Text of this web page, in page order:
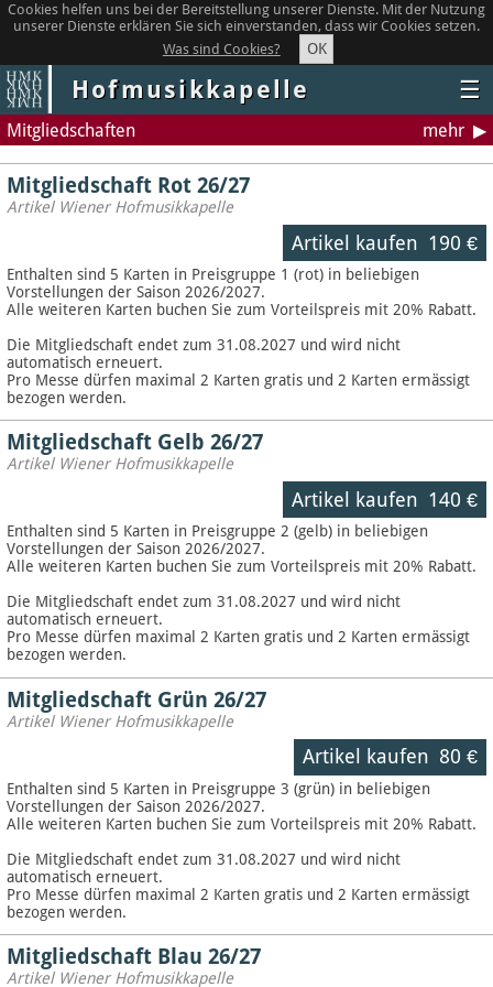
Cookies helfen uns bei der Bereitstellung unserer Dienste. Mit der Nutzung
unserer Dienste erklären Sie sich einverstanden, dass wir Cookies setzen.
Was sind Cookies?
OK
Hofmusikkapelle ☰
Mitgliedschaften mehr
Mitgliedschaft Rot 26/27
Artikel Wiener Hofmusikkapelle
Artikel kaufen 190 €
Enthalten sind 5 Karten in Preisgruppe 1 (rot) in beliebigen
Vorstellungen der Saison 2026/2027.
Alle weiteren Karten buchen Sie zum Vorteilspreis mit 20% Rabatt.
Die Mitgliedschaft endet zum 31.08.2027 und wird nicht
automatisch erneuert.
Pro Messe dürfen maximal 2 Karten gratis und 2 Karten ermässigt
bezogen werden.
Mitgliedschaft Gelb 26/27
Artikel Wiener Hofmusikkapelle
Artikel kaufen 140 €
Enthalten sind 5 Karten in Preisgruppe 2 (gelb) in beliebigen
Vorstellungen der Saison 2026/2027.
Alle weiteren Karten buchen Sie zum Vorteilspreis mit 20% Rabatt.
Die Mitgliedschaft endet zum 31.08.2027 und wird nicht
automatisch erneuert.
Pro Messe dürfen maximal 2 Karten gratis und 2 Karten ermässigt
bezogen werden.
Mitgliedschaft Grün 26/27
Artikel Wiener Hofmusikkapelle
Artikel kaufen 80 €
Enthalten sind 5 Karten in Preisgruppe 3 (grün) in beliebigen
Vorstellungen der Saison 2026/2027.
Alle weiteren Karten buchen Sie zum Vorteilspreis mit 20% Rabatt.
Die Mitgliedschaft endet zum 31.08.2027 und wird nicht
automatisch erneuert.
Pro Messe dürfen maximal 2 Karten gratis und 2 Karten ermässigt
bezogen werden.
Mitgliedschaft Blau 26/27
Artikel Wiener Hofmusikkapelle